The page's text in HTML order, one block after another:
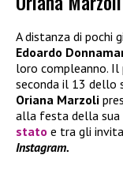
A distanza di pochi
Edoardo
loro compleanno.
seconda il 13 dello
Oriana Marzoli
alla festa della sua
stato e tra gli
Instagram.